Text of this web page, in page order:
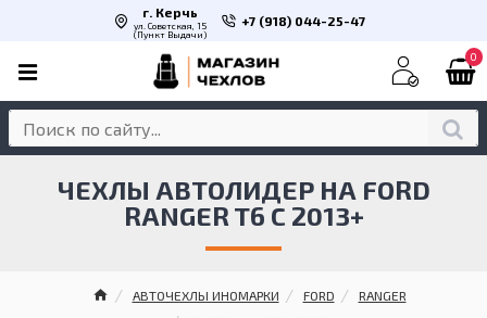
г. Керчь
ул. Советская, 15
(Пункт Выдачи)
+7 (918) 044-25-47
0
АВТОЧЕХЛЫ ИНОМАРКИ FORD
RANGER
ЧЕХЛЫ АВТОЛИДЕР НА FORD
RANGER T6 С 2013+